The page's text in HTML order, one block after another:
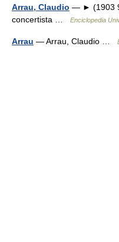
Arrau, Claudio — ► (1903
concertista …
Enciclopedia
Arrau — Arrau, Claudio …